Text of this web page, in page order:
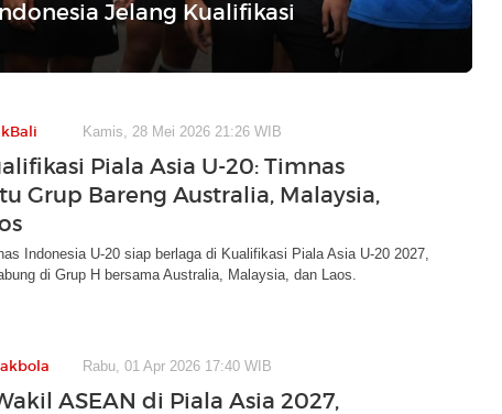
Jelang Kualifikasi
Kamis, 28 Mei 2026 21:26 WIB
Piala Asia U-20: Timnas
Grup Bareng Australia, Malaysia,
Indonesia U-20 siap berlaga di Kualifikasi Piala Asia U-20 2027,
di Grup H bersama Australia, Malaysia, dan Laos.
Rabu, 01 Apr 2026 17:40 WIB
ASEAN di Piala Asia 2027,